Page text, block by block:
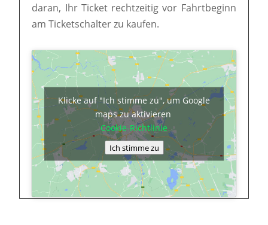
daran, Ihr Ticket rechtzeitig vor Fahrtbeginn
am Ticketschalter zu kaufen.
Klicke auf "Ich stimme zu", um Google
maps zu aktivieren
Cookie-Richtlinie
Ich stimme zu